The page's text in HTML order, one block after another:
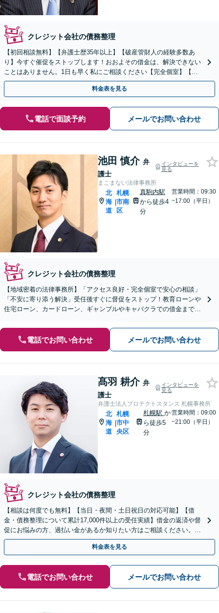
クレジット会社の債務整理
【初回相談無料】【弁護士歴35年以上】【破産管財人の経験多数あ
り】今すぐ催促をストップします！おおよその借金は、解決できない
ことはありません。1日も早く私にご相談ください【完全個室】【自
衛隊前駅8分】
料金表を見る
電話で面談予約 メールでお問い合わせ
池田 慎介 弁
護士
インタビューを
見る
まこまない法律事務所
北
海
道
|
札幌
市南
区
真駒内駅
から徒歩4
分
営業時間：09:30
~17:00（平日）
クレジット会社の債務整理
【地域密着の法律事務所】「アクセス良好・完全個室で安心の相談」
「不安に寄り添う解決」受任後すぐに督促をストップ！教育ローンや
住宅ローン、カードローン、ギャンブルやキャバクラでの借金まで、
電話でお問い合わせ メールでお問い合わせ
髙羽 耕介 弁
護士
インタビューを
見る
弁護士法人プロテクトスタンス 札幌事務所
北
海
道
|
札幌
市中
央区
札幌駅 か
ら徒歩5
分
営業時間：09:00
~21:00（平日）
クレジット会社の債務整理
【相談は何度でも無料】【当日・夜間・土日祝日の対応可能】【借
金・債務整理について累計17,000件以上の受任実績】借金の返済や督
促にお悩みの方、過払い金があるか知りたい方はご相談ください。ベ
ストな解決策を提案いたします。
料金表を見る
電話でお問い合わせ メールでお問い合わせ